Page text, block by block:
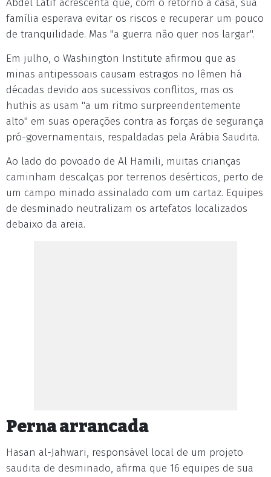
Abdel Latif acrescenta que, com o retorno à casa, sua
família esperava evitar os riscos e recuperar um pouco
de tranquilidade. Mas "a guerra não quer nos largar".
Em julho, o Washington Institute afirmou que as
minas antipessoais causam estragos no Iêmen há
décadas devido aos sucessivos conflitos, mas os
huthis as usam "a um ritmo surpreendentemente
alto" em suas operações contra as forças de segurança
pró-governamentais, respaldadas pela Arábia Saudita.
Ao lado do povoado de Al Hamili, muitas crianças
caminham descalças por terrenos desérticos, perto de
um campo minado assinalado com um cartaz. Equipes
de desminado neutralizam os artefatos localizados
debaixo da areia.
Perna arrancada
Hasan al-Jahwari, responsável local de um projeto
saudita de desminado, afirma que 16 equipes de sua